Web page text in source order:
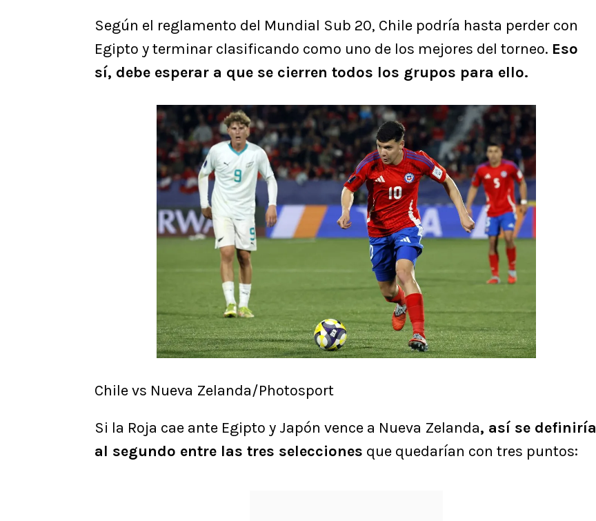
Según el reglamento del Mundial Sub 20, Chile podría hasta perder con
Egipto y terminar clasificando como uno de los mejores del torneo. Eso
sí, debe esperar a que se cierren todos los grupos para ello.
Chile vs Nueva Zelanda/Photosport
Si la Roja cae ante Egipto y Japón vence a Nueva Zelanda, así se definiría
al segundo entre las tres selecciones que quedarían con tres puntos: